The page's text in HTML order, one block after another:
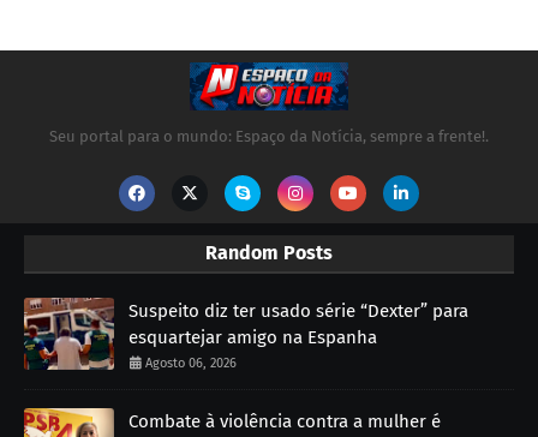
Seu portal para o mundo: Espaço da Notícia, sempre a frente!.
Random Posts
Suspeito diz ter usado série “Dexter” para
esquartejar amigo na Espanha
Agosto 06, 2026
Combate à violência contra a mulher é